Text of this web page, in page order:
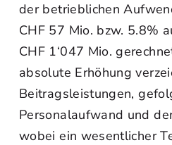
der betrieblichen
CHF 57 Mio. bzw. 5.8%
CHF 1‘047 Mio.
absolute Erhöhung
Beitragsleistungen,
Personalaufwand und
wobei ein wesentlicher